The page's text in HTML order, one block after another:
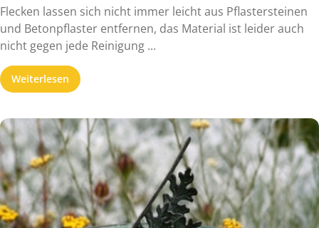
Flecken lassen sich nicht immer leicht aus Pflastersteinen
und Betonpflaster entfernen, das Material ist leider auch
nicht gegen jede Reinigung ...
Weiterlesen